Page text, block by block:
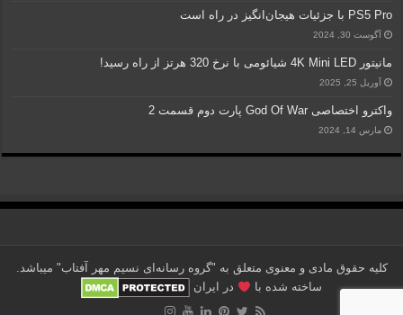
PS5 Pro با جزئیات هیجان‌انگیز در راه است
آگوست 30, 2024
مانیتور 4K Mini LED شیائومی با نرخ 320 هرتز از راه رسید!
آوریل 25, 2025
واکترو اختصاصی God Of War پارت دوم قسمت 2
مارس 14, 2024
کلیه حقوق مادی و معنوی متعلق به "گروه رسانه‌ای نسیم مهر آفتاب" می‎باشد.
ساخته شده با
در ایران